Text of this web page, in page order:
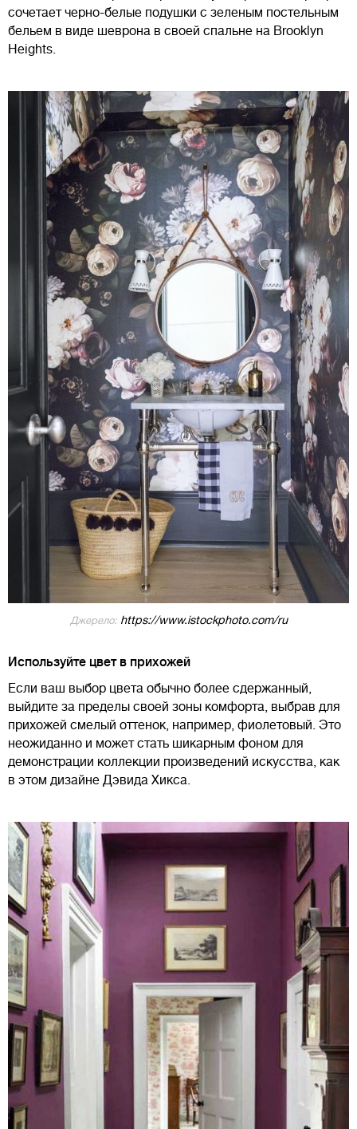
сочетает черно-белые подушки с зеленым постельным
бельем в виде шеврона в своей спальне на Brooklyn
Heights.
Джерело:https://www.istockphoto.com/ru
Используйте цвет в прихожей
Если ваш выбор цвета обычно более сдержанный,
выйдите за пределы своей зоны комфорта, выбрав для
прихожей смелый оттенок, например, фиолетовый. Это
неожиданно и может стать шикарным фоном для
демонстрации коллекции произведений искусства, как
в этом дизайне Дэвида Хикса.